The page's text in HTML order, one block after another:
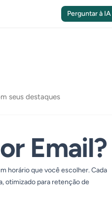
Perguntar à IA
seus destaques
Email?
horário que você escolher. Cada
otimizado para retenção de